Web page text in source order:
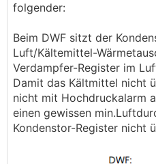
folgender:
Beim DWF sitzt der
Luft/Kältemittel-
Verdampfer-Register im
Damit das Kältmittel nicht
nicht mit Hochdruckalarm
einen gewissen
Kondenstor-Register nicht